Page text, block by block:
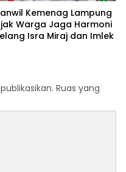
Kemenag Lampung
Warga Jaga Harmoni
Isra Miraj dan Imlek
Ruas yang